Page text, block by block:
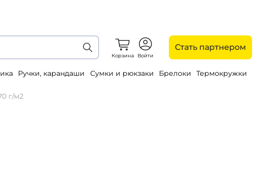
Корзина Войти
Стать партнером
Ручки, карандаши Сумки и рюкзаки Брелоки
Термокружки
г/м2